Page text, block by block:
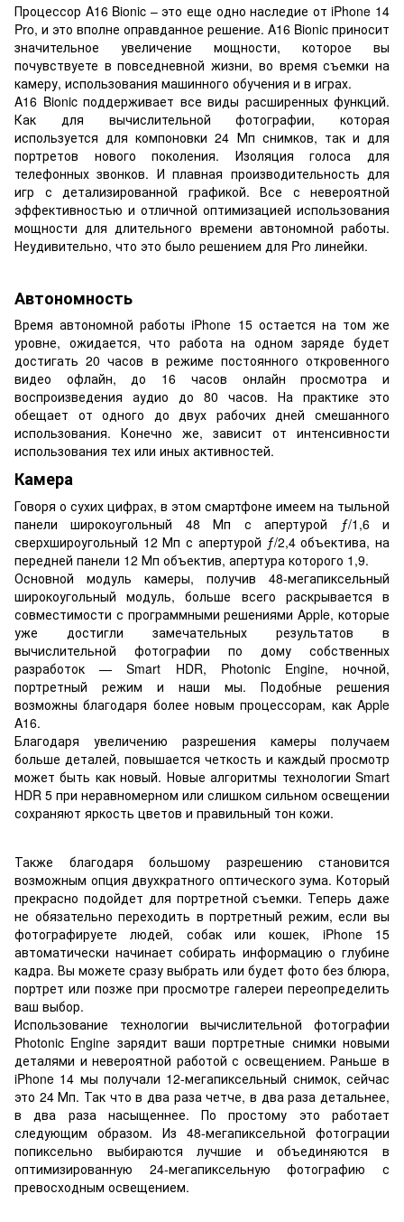
Процессор A16 Bionic – это еще одно наследие от iPhone 14
Pro, и это вполне оправданное решение. A16 Bionic приносит
значительное увеличение мощности, которое вы
почувствуете в повседневной жизни, во время съемки на
камеру, использования машинного обучения и в играх.
A16 Bionic поддерживает все виды расширенных функций.
Как для вычислительной фотографии, которая
используется для компоновки 24 Мп снимков, так и для
портретов нового поколения. Изоляция голоса для
телефонных звонков. И плавная производительность для
игр с детализированной графикой. Все с невероятной
эффективностью и отличной оптимизацией использования
мощности для длительного времени автономной работы.
Неудивительно, что это было решением для Pro линейки.
Автономность
Время автономной работы iPhone 15 остается на том же
уровне, ожидается, что работа на одном заряде будет
достигать 20 часов в режиме постоянного откровенного
видео офлайн, до 16 часов онлайн просмотра и
воспроизведения аудио до 80 часов. На практике это
обещает от одного до двух рабочих дней смешанного
использования. Конечно же, зависит от интенсивности
использования тех или иных активностей.
Камера
Говоря о сухих цифрах, в этом смартфоне имеем на тыльной
панели широкоугольный 48 Мп с апертурой ƒ/1,6 и
сверхшироугольный 12 Мп с апертурой ƒ/2,4 объектива, на
передней панели 12 Мп объектив, апертура которого 1,9.
Основной модуль камеры, получив 48-мегапиксельный
широкоугольный модуль, больше всего раскрывается в
совместимости с программными решениями Apple, которые
уже достигли замечательных результатов в
вычислительной фотографии по дому собственных
разработок — Smart HDR, Photonic Engine, ночной,
портретный режим и наши мы. Подобные решения
возможны благодаря более новым процессорам, как Apple
A16.
Благодаря увеличению разрешения камеры получаем
больше деталей, повышается четкость и каждый просмотр
может быть как новый. Новые алгоритмы технологии Smart
HDR 5 при неравномерном или слишком сильном освещении
сохраняют яркость цветов и правильный тон кожи.
Также благодаря большому разрешению становится
возможным опция двухкратного оптического зума. Который
прекрасно подойдет для портретной съемки. Теперь даже
не обязательно переходить в портретный режим, если вы
фотографируете людей, собак или кошек, iPhone 15
автоматически начинает собирать информацию о глубине
кадра. Вы можете сразу выбрать или будет фото без блюра,
портрет или позже при просмотре галереи переопределить
ваш выбор.
Использование технологии вычислительной фотографии
Photonic Engine зарядит ваши портретные снимки новыми
деталями и невероятной работой с освещением. Раньше в
iPhone 14 мы получали 12-мегапиксельный снимок, сейчас
это 24 Мп. Так что в два раза четче, в два раза детальнее,
в два раза насыщеннее. По простому это работает
следующим образом. Из 48-мегапиксельной фотограции
попиксельно выбираются лучшие и объединяются в
оптимизированную 24-мегапиксельную фотографию с
превосходным освещением.